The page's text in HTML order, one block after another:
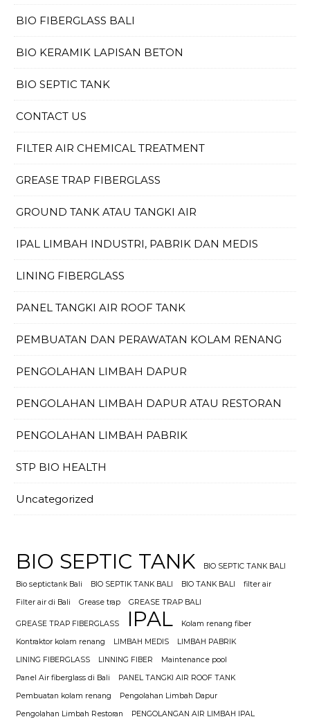
BIO FIBERGLASS BALI
BIO KERAMIK LAPISAN BETON
BIO SEPTIC TANK
CONTACT US
FILTER AIR CHEMICAL TREATMENT
GREASE TRAP FIBERGLASS
GROUND TANK ATAU TANGKI AIR
IPAL LIMBAH INDUSTRI, PABRIK DAN MEDIS
LINING FIBERGLASS
PANEL TANGKI AIR ROOF TANK
PEMBUATAN DAN PERAWATAN KOLAM RENANG
PENGOLAHAN LIMBAH DAPUR
PENGOLAHAN LIMBAH DAPUR ATAU RESTORAN
PENGOLAHAN LIMBAH PABRIK
STP BIO HEALTH
Uncategorized
BIO SEPTIC TANK
BIO SEPTIC TANK BALI
Bio septictank Bali
BIO SEPTIK TANK BALI BIO TANK BALI
filter air
Filter air di Bali
Grease trap GREASE TRAP BALI
GREASE TRAP FIBERGLASS IPAL
Kolam renang fiber
Kontraktor kolam renang
LIMBAH MEDIS
LIMBAH PABRIK
LINING FIBERGLASS
LINNING FIBER
Maintenance pool
Panel Air fiberglass di Bali
PANEL TANGKI AIR ROOF TANK
Pembuatan kolam renang
Pengolahan Limbah Dapur
Pengolahan Limbah Restoran
PENGOLANGAN AIR LIMBAH IPAL